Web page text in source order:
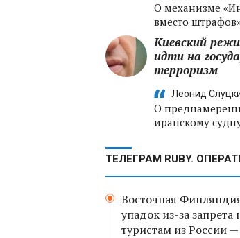
О механизме
вместо
Киевский
идти на
терроризм
Леонид
О
иранскому
ТЕЛЕГРАМ RUBY.
Восточная
упадок из-за запрета
туристам из России